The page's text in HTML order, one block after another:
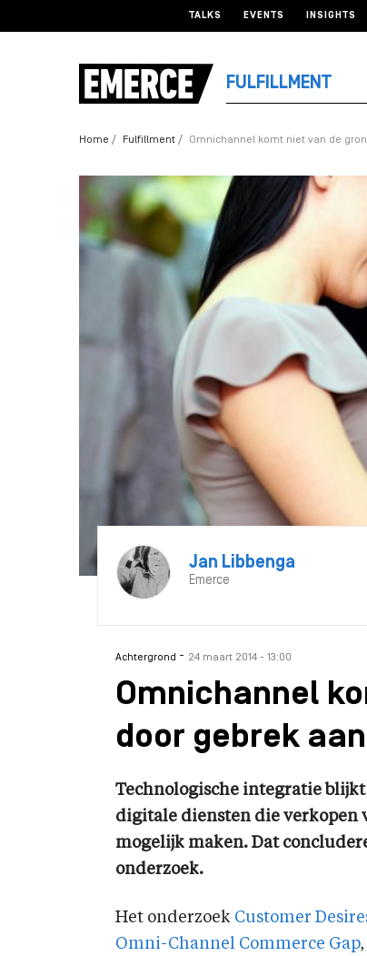
TALKS EVENTS INSIGHTS
FULFILLMENT
Home Fulfillment Omnichannel komt niet van de
Jan Libbenga
Emerce
Achtergrond - 24 maart 2014 - 13:00
Omnichannel
door gebrek
Technologische integratie
digitale diensten die verkopen
mogelijk maken. Dat
onderzoek.
Het onderzoek Customer
Omni-Channel Commerce Gap